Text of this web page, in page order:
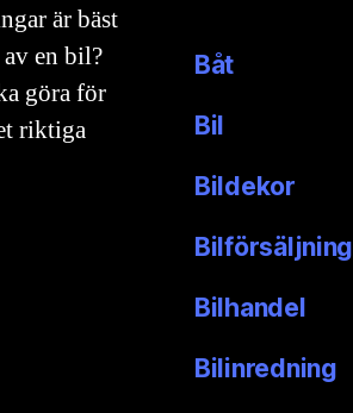
är bäst
en bil?
göra för
riktiga
Båt
Bil
Bildekor
Bilförsäljning
Bilhandel
Bilinredning